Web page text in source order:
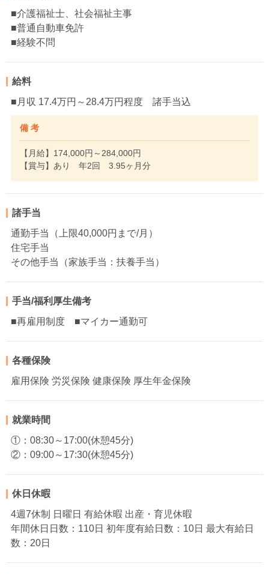
■介護福祉士、社会福祉主事
■普通自動車免許
■経験不問
給料
■月収 17.4万円～28.4万円程度 諸手当込
備 考
【月給】174,000円～284,000円
【賞与】あり 年2回 3.95ヶ月分
諸手当
通勤手当（上限40,000円まで/月）
住宅手当
その他手当（家族手当：扶養手当）
手当/福利厚生備考
■再雇用制度 ■マイカー通勤可
各種保険
雇用保険 労災保険 健康保険 厚生年金保険
就業時間
①：08:30～17:00(休憩45分)
②：09:00～17:30(休憩45分)
休日休暇
4週7休制 日曜日 有給休暇 出産・育児休暇
年間休日日数：110日 初年度有給日数：10日 最大有給日
数：20日